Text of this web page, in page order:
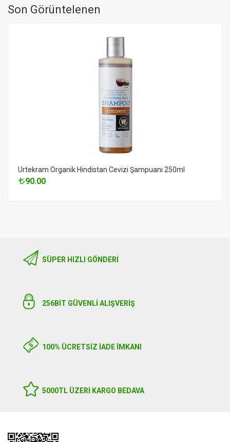
Son Görüntelenen
Urtekram Organik Hindistan Cevizi Şampuanı 250ml
90.00
SÜPER HIZLI GÖNDERI
256BIT GÜVENLİ ALIŞVERİŞ
100% ÜCRETSİZ İADE İMKANI
5000TL ÜZERI KARGO BEDAVA